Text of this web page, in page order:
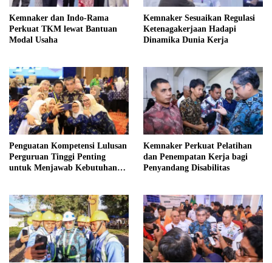
Kemnaker dan Indo-Rama
Perkuat TKM lewat Bantuan
Modal Usaha
Kemnaker Sesuaikan Regulasi
Ketenagakerjaan Hadapi
Dinamika Dunia Kerja
Penguatan Kompetensi Lulusan
Perguruan Tinggi Penting
untuk Menjawab Kebutuhan
Kemnaker Perkuat Pelatihan
dan Penempatan Kerja bagi
Penyandang Disabilitas